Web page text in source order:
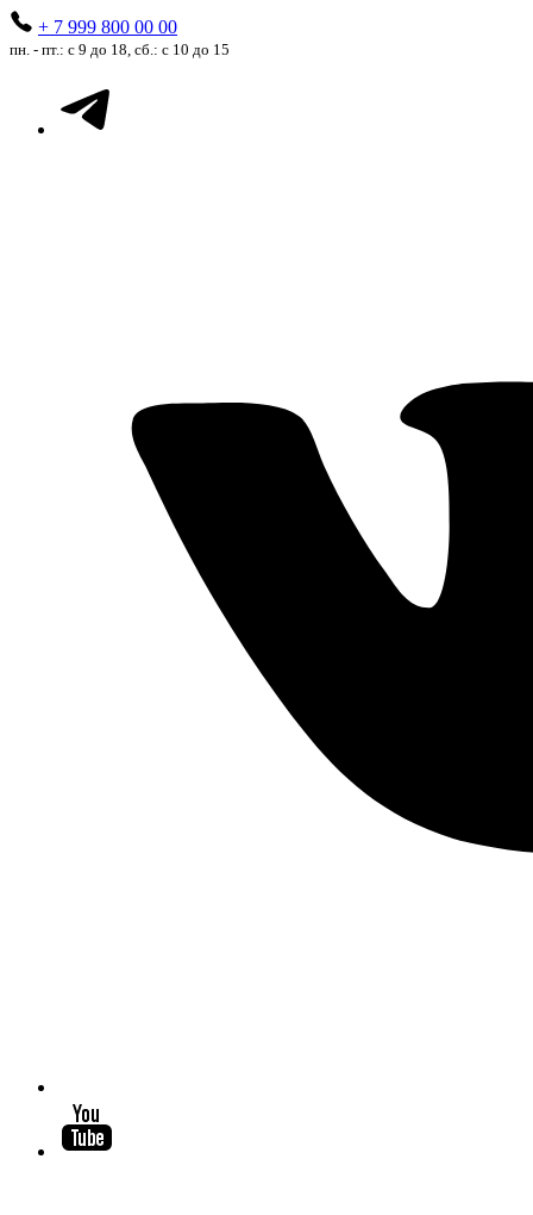
+ 7 999 800 00 00
пн. - пт.: с 9 до 18, сб.: с 10 до 15